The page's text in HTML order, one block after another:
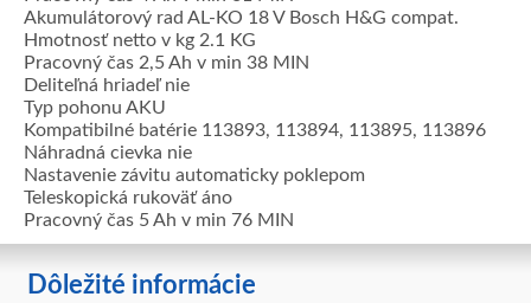
Akumulátorový rad AL-KO 18 V Bosch H&G compat.
Hmotnosť netto v kg 2.1 KG
Pracovný čas 2,5 Ah v min 38 MIN
Deliteľná hriadeľ nie
Typ pohonu AKU
Kompatibilné batérie 113893, 113894, 113895, 113896
Náhradná cievka nie
Nastavenie závitu automaticky poklepom
Teleskopická rukoväť áno
Pracovný čas 5 Ah v min 76 MIN
Dôležité informácie